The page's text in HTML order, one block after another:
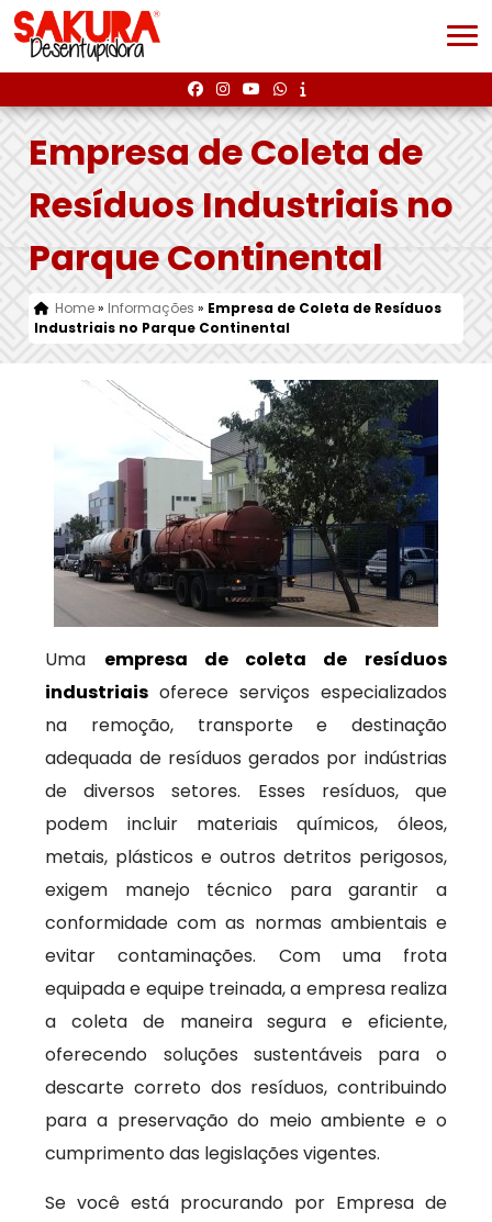
Empresa de Coleta de
Resíduos Industriais no
Parque Continental
Home» Informações » Empresa de Coleta de Resíduos
Industriais no Parque Continental
Uma empresa de coleta de resíduos
industriais oferece serviços especializados
na remoção, transporte e destinação
adequada de resíduos gerados por indústrias
de diversos setores. Esses resíduos, que
podem incluir materiais químicos, óleos,
metais, plásticos e outros detritos perigosos,
exigem manejo técnico para garantir a
conformidade com as normas ambientais e
evitar contaminações. Com uma frota
equipada e equipe treinada, a empresa realiza
a coleta de maneira segura e eficiente,
oferecendo soluções sustentáveis para o
descarte correto dos resíduos, contribuindo
para a preservação do meio ambiente e o
cumprimento das legislações vigentes.
Se você está procurando por Empresa de